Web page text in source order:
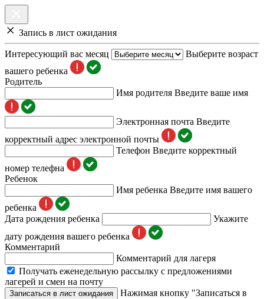
Запись в лист ожидания
Интересующий вас месяц
Выберите возраст
вашего ребенка
Родитель
Имя родителя Введите ваше имя
Электронная почта Введите
корректный адрес электронной почты
Телефон Введите корректный
номер телефна
Ребенок
Имя ребенка Введите имя вашего
ребенка
Дата рождения ребенка
Укажите
дату рождения вашего ребенка
Комментарий
Комментарий для лагеря
Получать еженедельную рассылку с предложениями
лагерей и смен на почту
Записаться в лист ожидания
Нажимая кнопку "Записаться в